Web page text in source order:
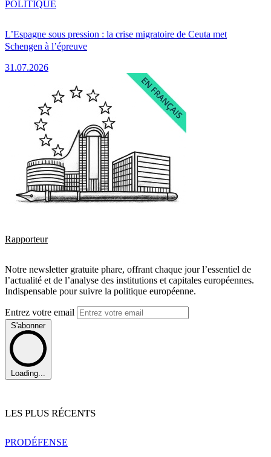
L’Espagne sous pression : la crise migratoire de Ceuta met
Schengen à l’épreuve
31.07.2026
POLITIQUE
Rapporteur
Notre newsletter gratuite phare, offrant chaque jour l’essentiel de
l’actualité et de l’analyse des institutions et capitales européennes.
Indispensable pour suivre la politique européenne.
Entrez votre email
S'abonner
Loading...
LES PLUS RÉCENTS
PRODÉFENSE